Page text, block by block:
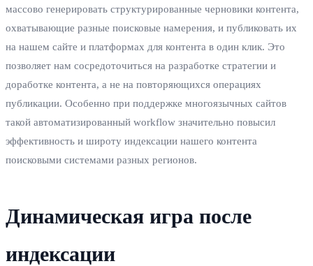
массово генерировать структурированные черновики контента,
охватывающие разные поисковые намерения, и публиковать их
на нашем сайте и платформах для контента в один клик. Это
позволяет нам сосредоточиться на разработке стратегии и
доработке контента, а не на повторяющихся операциях
публикации. Особенно при поддержке многоязычных сайтов
такой автоматизированный workflow значительно повысил
эффективность и широту индексации нашего контента
поисковыми системами разных регионов.
Динамическая игра после
индексации